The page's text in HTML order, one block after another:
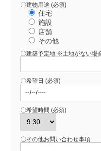
〇建物用途 (必須)
住宅
施設
店舗
その他
〇建築予定地 ※土地がない場
〇希望日 (必須)
〇希望時間 (必須)
〇その他お問い合わせ事項